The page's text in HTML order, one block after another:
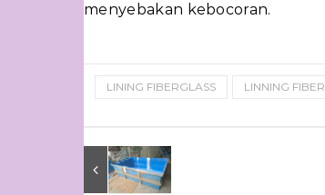
menyebakan kebocoran.
LINING FIBERGLASS LINNING FIBER